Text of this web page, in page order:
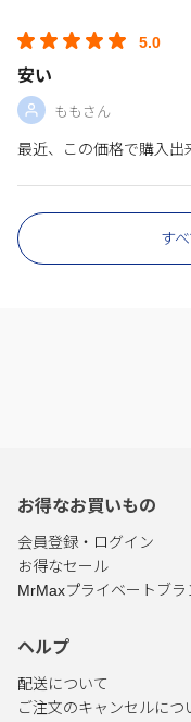
5.0
安い
ももさん
最近、この価格で購入出
す
お得なお買いもの
会員登録・ログイン
お得なセール
MrMaxプライベートブラ
ヘルプ
配送について
ご注文のキャンセルにつ